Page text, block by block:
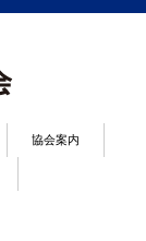
協会案内